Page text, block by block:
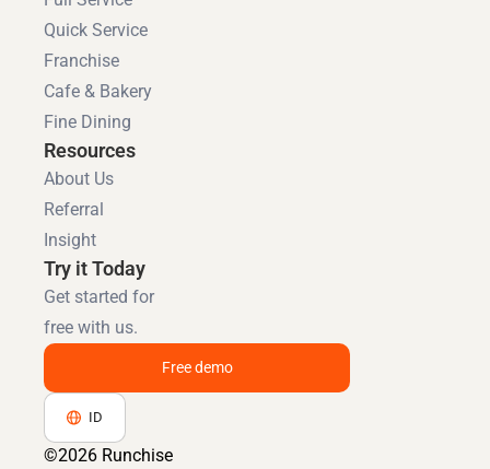
Quick Service
Franchise
Cafe & Bakery
Fine Dining
Resources
About Us
Referral
Insight
Try it Today
Get started for
free with us.
Free demo
ID
©2026 Runchise